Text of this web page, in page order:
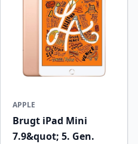
APPLE
Brugt iPad Mini
7.9&quot; 5. Gen.